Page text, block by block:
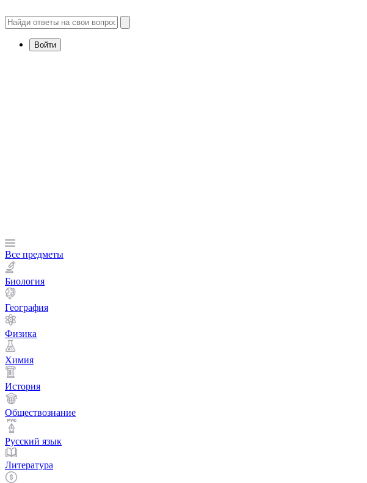
Войти
Все предметы
Биология
География
Физика
Химия
История
Обществознание
Русский язык
Литература